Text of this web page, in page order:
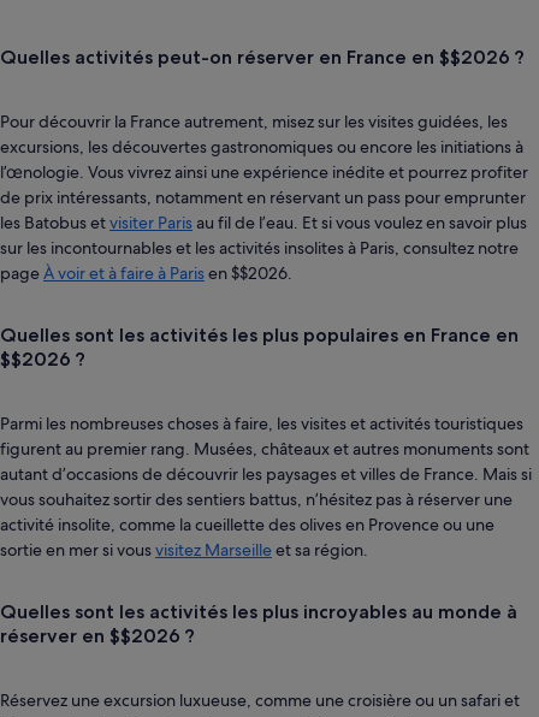
Quelles activités peut-on réserver en France en $$2026 ?
Pour découvrir la France autrement, misez sur les visites guidées, les
excursions, les découvertes gastronomiques ou encore les initiations à
l’œnologie. Vous vivrez ainsi une expérience inédite et pourrez profiter
de prix intéressants, notamment en réservant un pass pour emprunter
les Batobus etvisiter Paris au fil de l’eau. Et si vous voulez en savoir plus
sur les incontournables et les activités insolites à Paris, consultez notre
pageÀ voir et à faire à Parisen $$2026.
Quelles sont les activités les plus populaires en France en
$$2026 ?
Parmi les nombreuses choses à faire, les visites et activités touristiques
figurent au premier rang. Musées, châteaux et autres monuments sont
autant d’occasions de découvrir les paysages et villes de France. Mais si
vous souhaitez sortir des sentiers battus, n’hésitez pas à réserver une
activité insolite, comme la cueillette des olives en Provence ou une
sortie en mer si vousvisitez Marseilleet sa région.
Quelles sont les activités les plus incroyables au monde à
réserver en $$2026 ?
Réservez une excursion luxueuse, comme une croisière ou un safari et